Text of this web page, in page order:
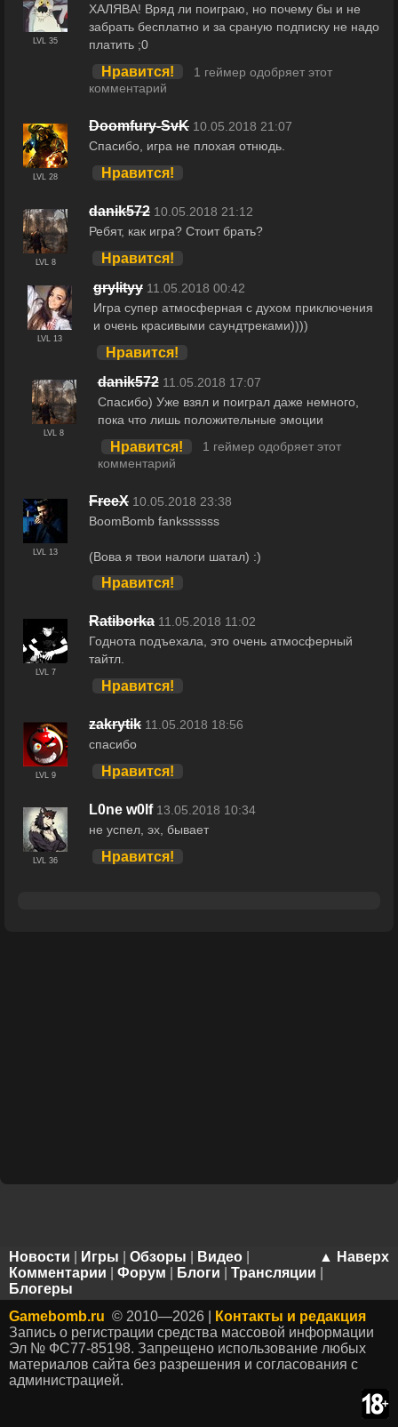
LVL 35
ХАЛЯВА! Вряд ли поиграю, но почему бы и не
забрать бесплатно и за сраную подписку не надо
платить ;0
Нравится!
1 геймер одобряет этот
комментарий
LVL 28
Doomfury-SvK 10.05.2018 21:07
Спасибо, игра не плохая отнюдь.
Нравится!
LVL 8
danik572 10.05.2018 21:12
Ребят, как игра? Стоит брать?
Нравится!
LVL 13
grylityy 11.05.2018 00:42
Игра супер атмосферная с духом приключения
и очень красивыми саундтреками))))
Нравится!
LVL 8
danik572 11.05.2018 17:07
Спасибо) Уже взял и поиграл даже немного,
пока что лишь положительные эмоции
Нравится!
1 геймер одобряет этот
комментарий
LVL 13
FreeX 10.05.2018 23:38
BoomBomb fankssssss
(Вова я твои налоги шатал) :)
Нравится!
LVL 7
Ratiborka 11.05.2018 11:02
Годнота подъехала, это очень атмосферный
тайтл.
Нравится!
LVL 9
zakrytik 11.05.2018 18:56
спасибо
Нравится!
LVL 36
L0ne w0lf 13.05.2018 10:34
не успел, эх, бывает
Нравится!
▲ Наверх
Новости Игры Обзоры Видео
Комментарии
Форум Блоги Трансляции
Блогеры
Gamebomb.ru © 2010—2026 |
Контакты и редакция
Запись о регистрации средства массовой информации
Эл № ФС77-85198. Запрещено использование любых
материалов сайта без разрешения и согласования с
администрацией.